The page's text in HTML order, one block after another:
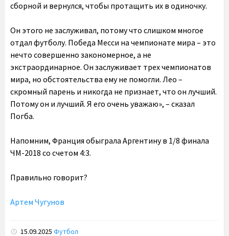
сборной и вернулся, чтобы протащить их в одиночку.
Он этого не заслуживал, потому что слишком многое
отдал футболу. Победа Месси на чемпионате мира – это
нечто совершенно закономерное, а не
экстраординарное. Он заслуживает трех чемпионатов
мира, но обстоятельства ему не помогли. Лео –
скромный парень и никогда не признает, что он лучший.
Потому он и лучший. Я его очень уважаю», – сказал
Погба.
Напомним, Франция обыграла Аргентину в 1/8 финала
ЧМ-2018 со счетом 4:3.
Правильно говорит?
Артем Чугунов
15.09.2025 Футбол